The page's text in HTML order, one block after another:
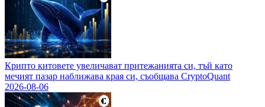
Крипто китовете увеличават притежанията си, тъй като
мечият пазар наближава края си, съобщава CryptoQuant
2026-08-06